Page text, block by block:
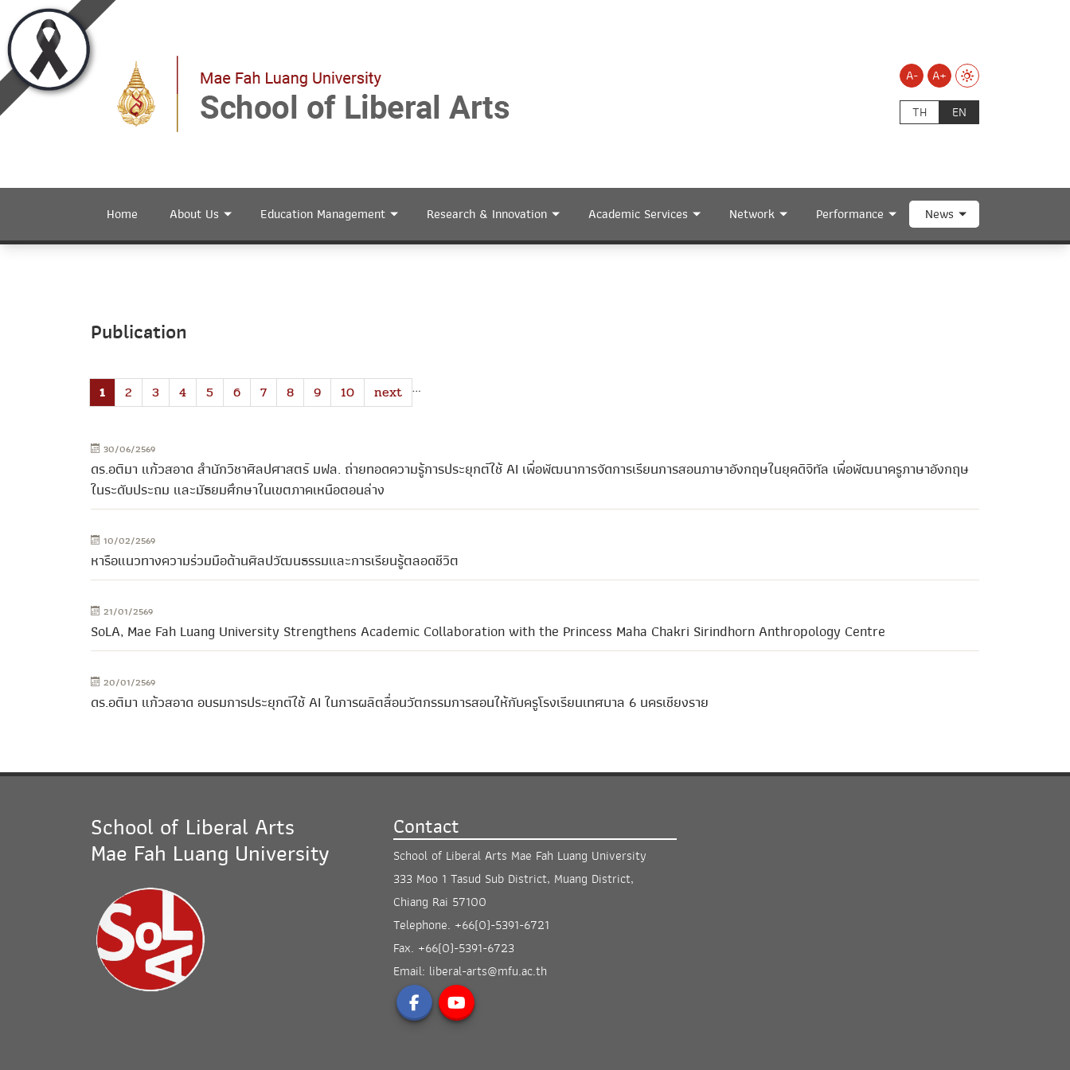
A-
A+
TH
EN
Home About Us Education Management Research & Innovation Academic Services Network Performance News
Publication
1 2 3 4 5 6 7 8 9 10 …
next
30/06/2569
ดร.อติมา แก้วสอาด สำนักวิชาศิลปศาสตร์ มฟล. ถ่ายทอดความรู้การประยุกต์ใช้ AI เพื่อพัฒนาการจัดการเรียนการสอนภาษาอังกฤษในยุคดิจิทัล เพื่อพัฒนาครูภาษาอังกฤษ
ในระดับประถม และมัธยมศึกษาในเขตภาคเหนือตอนล่าง
10/02/2569
หารือแนวทางความร่วมมือด้านศิลปวัฒนธรรมและการเรียนรู้ตลอดชีวิต
21/01/2569
SoLA, Mae Fah Luang University Strengthens Academic Collaboration with the Princess Maha Chakri Sirindhorn Anthropology Centre
20/01/2569
ดร.อติมา แก้วสอาด อบรมการประยุกต์ใช้ AI ในการผลิตสื่อนวัตกรรมการสอนให้กับครูโรงเรียนเทศบาล 6 นครเชียงราย
School of Liberal Arts
Mae Fah Luang University
Contact
School of Liberal Arts Mae Fah Luang University
333 Moo 1 Tasud Sub District, Muang District,
Chiang Rai 57100
Telephone. +66(0)-5391-6721
Fax. +66(0)-5391-6723
Email: liberal-arts@mfu.ac.th